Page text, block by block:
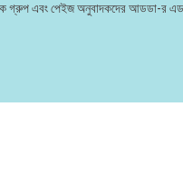
গ্রুপ এবং পেইজ অনুবাদকদের আডডা-র